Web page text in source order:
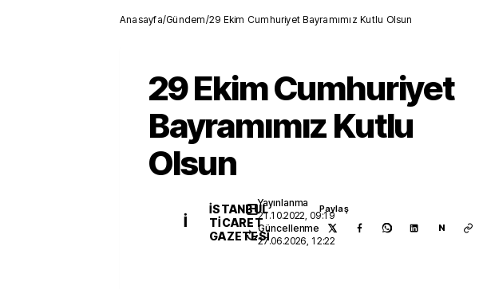
Anasayfa/Gündem/29 Ekim Cumhuriyet Bayramımız Kutlu Olsun
29 Ekim Cumhuriyet
Bayramımız Kutlu
Olsun
İ
İSTANBUL
TICARET
GAZETESI
Yayınlanma
21.10.2022, 09:19
Güncellenme
27.06.2026, 12:22
Paylaş
N